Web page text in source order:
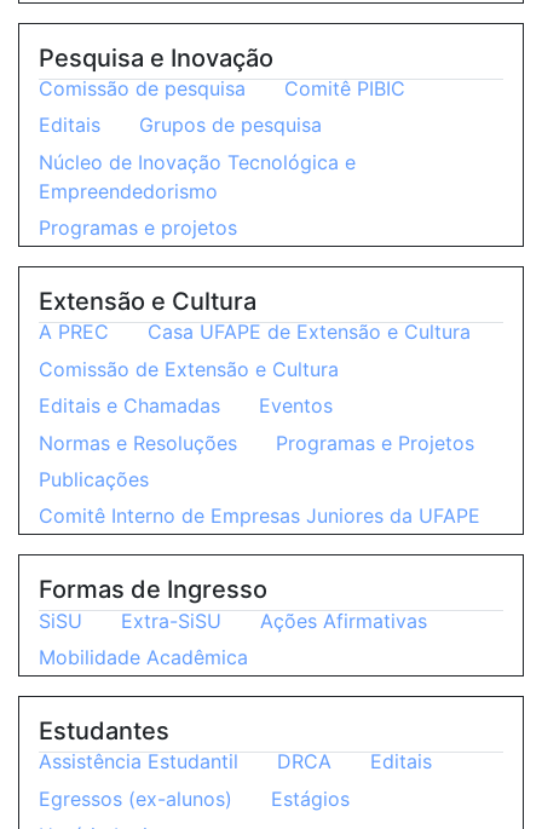
Pesquisa e Inovação
Comissão de pesquisa
Comitê PIBIC
Editais
Grupos de pesquisa
Núcleo de Inovação Tecnológica e
Empreendedorismo
Programas e projetos
Extensão e Cultura
A PREC
Casa UFAPE de Extensão e Cultura
Comissão de Extensão e Cultura
Editais e Chamadas
Eventos
Normas e Resoluções
Programas e Projetos
Publicações
Comitê Interno de Empresas Juniores da UFAPE
Formas de Ingresso
SiSU Extra-SiSU
Ações Afirmativas
Mobilidade Acadêmica
Estudantes
Assistência Estudantil DRCA
Editais
Egressos (ex-alunos)
Estágios